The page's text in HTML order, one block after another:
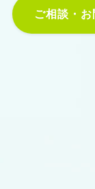
ご相談・